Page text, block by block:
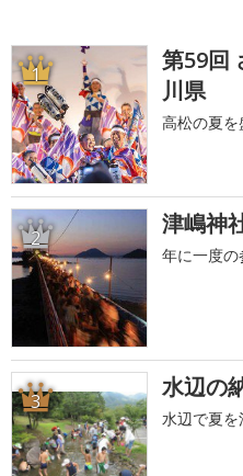
1
第59回
川県
高松の夏を
2 津嶋神
年に一度の
3 水辺の
水辺で夏を